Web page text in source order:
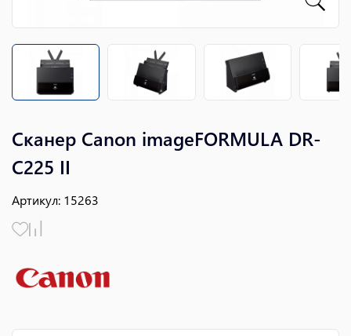
Сканер Canon imageFORMULA DR-
C225 II
Артикул: 15263